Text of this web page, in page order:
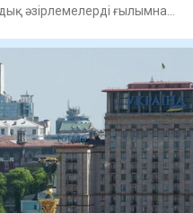
әзірлемелерді ғылымнан